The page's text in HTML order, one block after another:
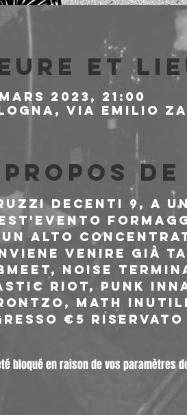
et
2023, 21:00
Via Emilio
propos
Decenti 9, a
un alto
venire già
noise
Riot, punk
math
€5
bloqué en raison de vos paramètres